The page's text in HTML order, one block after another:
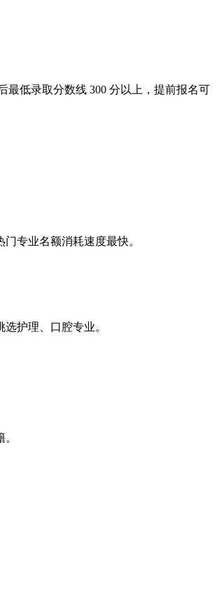
最低录取分数线 300 分以上，提前报名可
专业名额消耗速度最快。
护理、口腔专业。